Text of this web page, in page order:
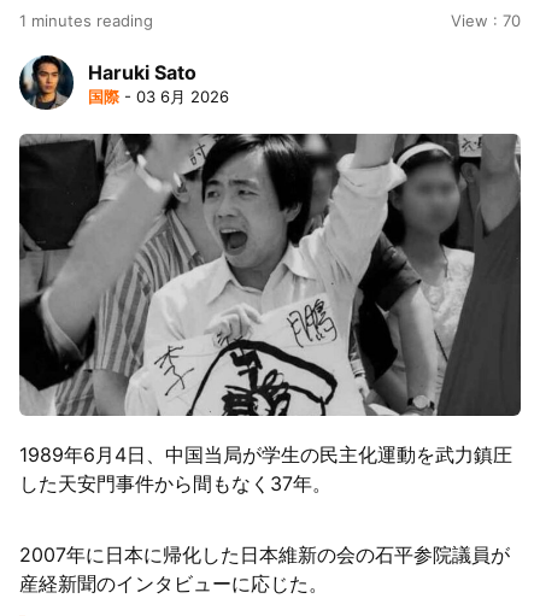
1 minutes reading View : 70
Haruki Sato
国際 - 03 6月 2026
1989年6月4日、中国当局が学生の民主化運動を武力鎮圧
した天安門事件から間もなく37年。
2007年に日本に帰化した日本維新の会の石平参院議員が
産経新聞のインタビューに応じた。